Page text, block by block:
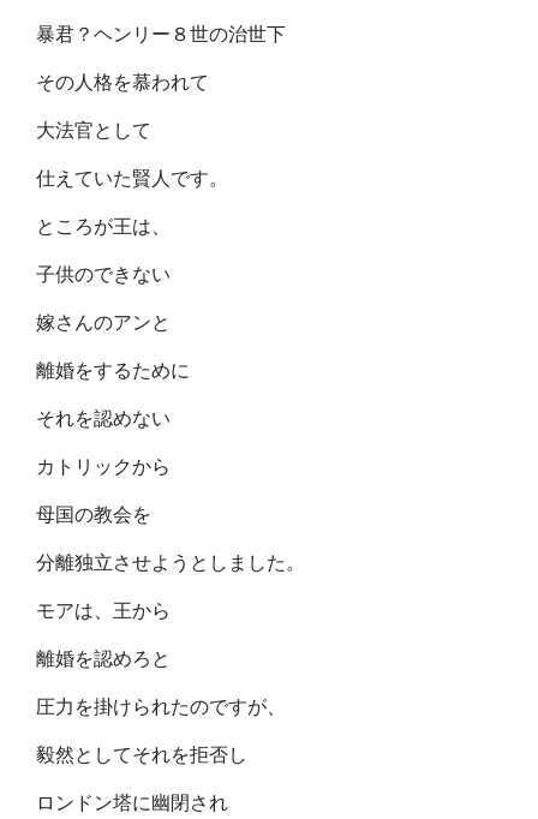
暴君？ヘンリー８世の治世下
その人格を慕われて
大法官として
仕えていた賢人です。
ところが王は、
子供のできない
嫁さんのアンと
離婚をするために
それを認めない
カトリックから
母国の教会を
分離独立させようとしました。
モアは、王から
離婚を認めろと
圧力を掛けられたのですが、
毅然としてそれを拒否し
ロンドン塔に幽閉され